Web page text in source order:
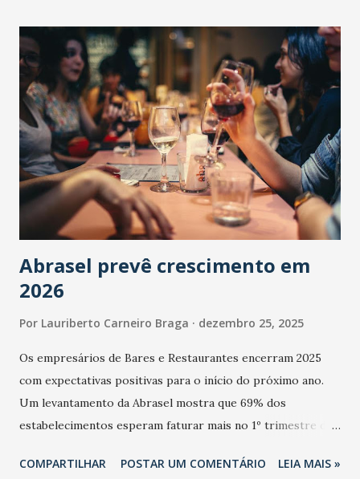
Abrasel prevê crescimento em
2026
Por Lauriberto Carneiro Braga dezembro 25, 2025
Os empresários de Bares e Restaurantes encerram 2025
com expectativas positivas para o início do próximo ano.
Um levantamento da Abrasel mostra que 69% dos
estabelecimentos esperam faturar mais no 1º trimestre de
relação ao último trimestre deste ano, 56% também
COMPARTILHAR POSTAR UM COMENTÁRIO LEIA MAIS »